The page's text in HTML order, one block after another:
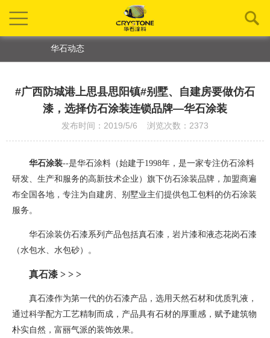
华石动态
#广西防城港上思县思阳镇#别墅、自建房要做仿石
漆，选择仿石涂装连锁品牌—华石涂装
发布时间：2019/5/6 浏览次数：2373
华石涂装--是华石涂料（始建于1998年，是一家专注仿石涂料
研发、生产和服务的高新技术企业）旗下仿石涂装品牌 ， 加盟商遍
布全国各地，专注为自建房、别墅业主们提供包工包料的仿石涂装
服务。
华石涂装仿石漆系列产品包括真石漆，岩片漆和液态花岗石漆
（水包水、水包砂）。
真石漆 > > >
真石漆作为第一代的仿石漆产品，选用天然石材和优质乳液，
通过科学配方工艺精制而成，产品具有石材的厚重感，赋予建筑物
朴实自然，富丽气派的装饰效果。